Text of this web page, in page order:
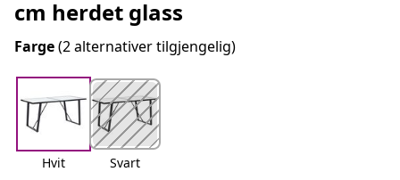
cm herdet glass
Farge(2 alternativer tilgjengelig)
Hvit Svart